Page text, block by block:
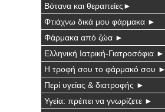
Βότανα και θεραπείες►
Φτιάχνω δικά μου φάρμακα ►
Φάρμακα από ζώα ►
Ελληνική Ιατρική-Γιατροσόφια ►
Η τροφή σου το φάρμακό σου ►
Περί υγείας & διατροφής ►
Υγεία: πρέπει να γνωρίζετε ►